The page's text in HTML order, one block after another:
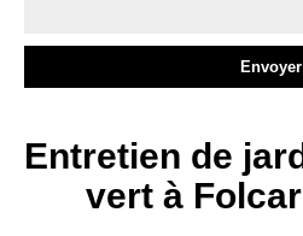
Entretien de
vert à